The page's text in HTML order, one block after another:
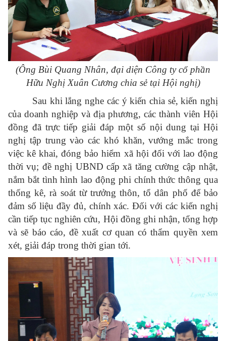
(Ông Bùi Quang Nhân, đại diện Công ty cổ phần
Hữu Nghị Xuân Cương chia sẻ tại Hội nghị)
Sau khi lắng nghe các ý kiến chia sẻ, kiến nghị
của doanh nghiệp và địa phương, các thành viên Hội
đồng đã trực tiếp giải đáp một số nội dung tại Hội
nghị tập trung vào các khó khăn, vướng mắc trong
việc kê khai, đóng bảo hiểm xã hội đối với lao động
thời vụ; đề nghị UBND cấp xã tăng cường cập nhật,
nắm bắt tình hình lao động phi chính thức thông qua
thống kê, rà soát từ trưởng thôn, tổ dân phố để bảo
đảm số liệu đầy đủ, chính xác. Đối với các kiến nghị
cần tiếp tục nghiên cứu, Hội đồng ghi nhận, tổng hợp
và sẽ báo cáo, đề xuất cơ quan có thẩm quyền xem
xét, giải đáp trong thời gian tới.